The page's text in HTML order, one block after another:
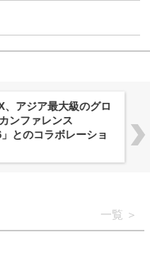
、アジア最大級のグロ
ンファレンス
」とのコラボレーショ
一覧